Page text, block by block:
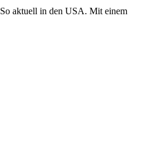
aktuell in den USA. Mit einem